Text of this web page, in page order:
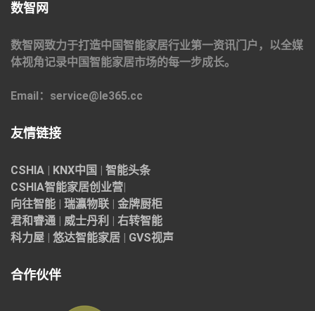
数智网
数智网致力于打造中国智能家居行业第一资讯门户，以全媒
体视角记录中国智能家居市场的每一步成长。
Email：service@le365.cc
友情链接
CSHIA KNX中国
智能头条
CSHIA智能家居创业营
向往智能
瑞瀛物联
金牌厨柜
君和睿通
威士丹利
右转智能
科力屋
悠达智能家居 GVS视声
合作伙伴